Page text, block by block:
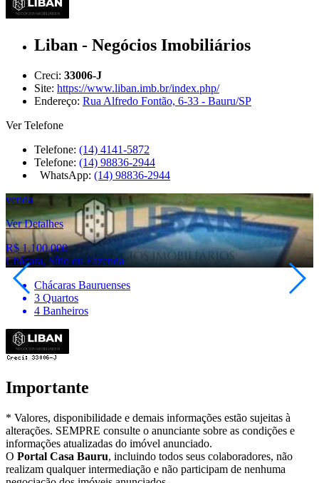
Liban - Negócios Imobiliários
Creci: 33006-J
Site: https://www.liban.imb.br/index.php/
Endereço: Rua Alfredo Fontão, 6-33 - Bauru/SP
Ver Telefone
Telefone: (14) 4141-5872
Telefone: (14) 98836-2944
WhatsApp: (14) 98836-2944
venda
Ver Detalhes
R$ 1.100.000
Chácara, Sítio ou Fazenda
Chácaras Bauruenses
3 Quartos
4 Banheiros
Importante
* Valores, disponibilidade e demais informações estão sujeitas à
alterações. SEMPRE consulte o anunciante sobre as condições e
informações atualizadas do imóvel anunciado.
O Portal Casa Bauru, incluindo todos seus colaboradores, não
realizam qualquer intermediação e não participam de nenhuma